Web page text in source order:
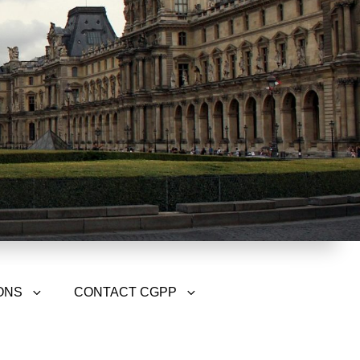
CONTACT CGPP